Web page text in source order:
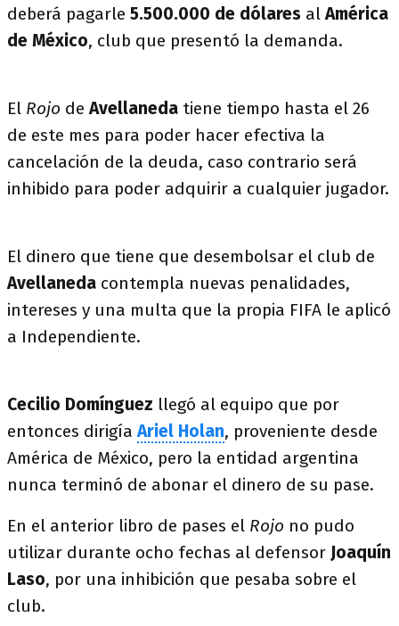
deberá pagarle 5.500.000 de dólares alAmérica
de México, club que presentó la demanda.
El Rojo deAvellaneda tiene tiempo hasta el 26
de este mes para poder hacer efectiva la
cancelación de la deuda, caso contrario será
inhibido para poder adquirir a cualquier jugador.
El dinero que tiene que desembolsar el club de
Avellaneda contempla nuevas penalidades,
intereses y una multa que la propia FIFA le aplicó
a Independiente.
Cecilio Domínguez llegó al equipo que por
entonces dirigíaAriel Holan, proveniente desde
América de México, pero la entidad argentina
nunca terminó de abonar el dinero de su pase.
En el anterior libro de pases el Rojo no pudo
utilizar durante ocho fechas al defensor Joaquín
Laso, por una inhibición que pesaba sobre el
club.